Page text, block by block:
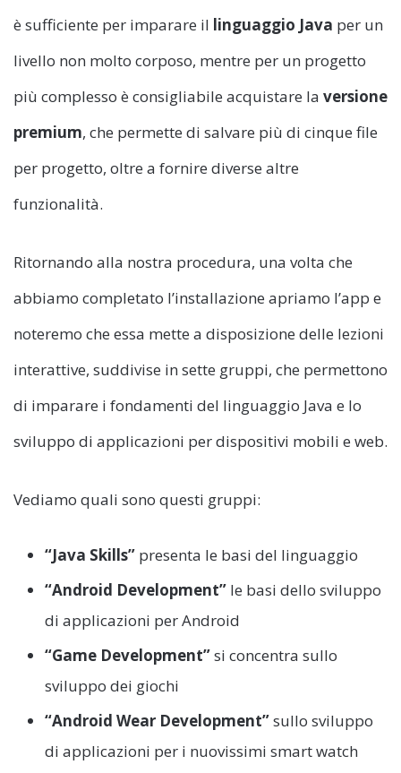
è sufficiente per imparare il linguaggio Java per un
livello non molto corposo, mentre per un progetto
più complesso è consigliabile acquistare la versione
premium, che permette di salvare più di cinque file
per progetto, oltre a fornire diverse altre
funzionalità.
Ritornando alla nostra procedura, una volta che
abbiamo completato l’installazione apriamo l’app e
noteremo che essa mette a disposizione delle lezioni
interattive, suddivise in sette gruppi, che permettono
di imparare i fondamenti del linguaggio Java e lo
sviluppo di applicazioni per dispositivi mobili e web.
Vediamo quali sono questi gruppi:
“Java Skills” presenta le basi del linguaggio
“Android Development” le basi dello sviluppo
di applicazioni per Android
“Game Development”si concentra sullo
sviluppo dei giochi
“Android Wear Development”sullo sviluppo
di applicazioni per i nuovissimi smart watch